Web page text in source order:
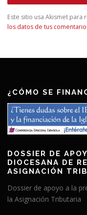
Este sitio usa Akismet para
los datos de tus
¿CÓMO SE
DOSSIER DE
DIOCESANA DE
ASIGNACIÓN
Dossier de apoyo a la
la Asignación Tributaria